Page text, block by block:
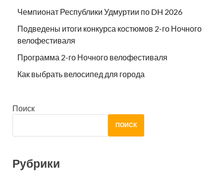
Чемпионат Республики Удмуртии по DH 2026
Подведены итоги конкурса костюмов 2-го Ночного
велофестиваля
Программа 2-го Ночного велофестиваля
Как выбрать велосипед для города
Поиск
ПОИСК
Рубрики